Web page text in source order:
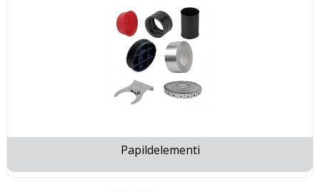
Papildelementi